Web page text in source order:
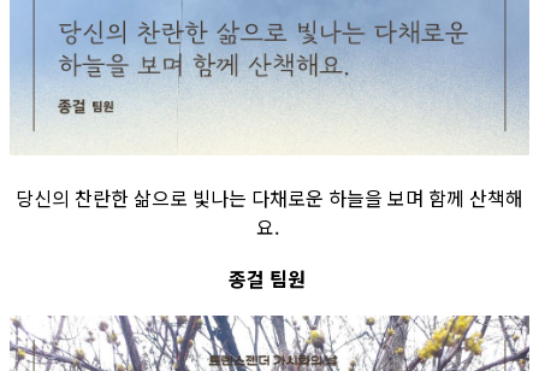
당신의 찬란한 삶으로 빛나는 다채로운 하늘을 보며 함께 산책해
요.
종걸 팀원